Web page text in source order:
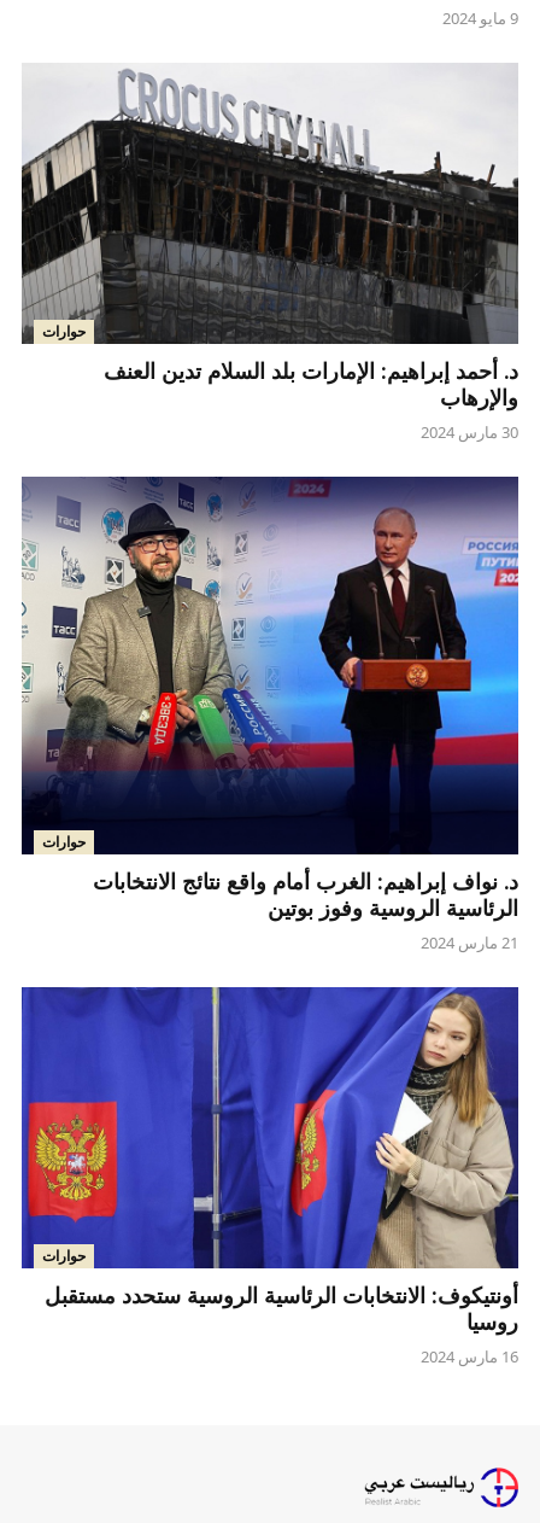
9 مايو 2024
حوارات
د. أحمد إبراهيم: الإمارات بلد السلام تدين العنف
والإرهاب
30 مارس 2024
حوارات
د. نواف إبراهيم: الغرب أمام واقع نتائج الانتخابات
الرئاسية الروسية وفوز بوتين
21 مارس 2024
حوارات
أونتيكوف: الانتخابات الرئاسية الروسية ستحدد مستقبل
روسيا
16 مارس 2024